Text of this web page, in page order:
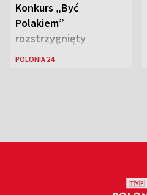
Konkurs „Być
Polakiem”
rozstrzygnięty
POLONIA 24